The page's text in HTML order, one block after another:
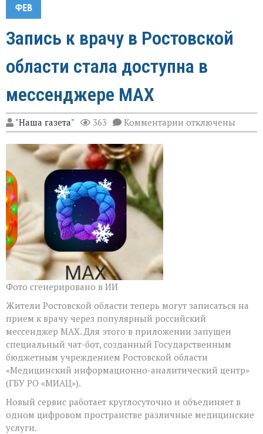
ФЕВ
Запись к врачу в Ростовской
области стала доступна в
мессенджере MAX
"Наша газета" 363 Комментарии к
записи
отключены
Фото сгенерировано в ИИ
Жители Ростовской области теперь могут записаться на
прием к врачу через популярный российский
мессенджер MAX. Для этого в приложении запущен
специальный чат-бот, созданный Государственным
бюджетным учреждением Ростовской области
«Медицинский информационно-аналитический центр»
(ГБУ РО «МИАЦ»).
Новый сервис работает круглосуточно и объединяет в
одном цифровом пространстве различные медицинские
услуги.